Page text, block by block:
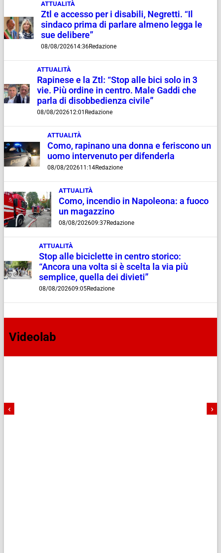
ATTUALITÀ
Ztl e accesso per i disabili, Negretti. “Il
sindaco prima di parlare almeno legga le
sue delibere”
08/08/202614:36Redazione
ATTUALITÀ
Rapinese e la Ztl: “Stop alle bici solo in 3
vie. Più ordine in centro. Male Gaddi che
parla di disobbedienza civile”
08/08/202612:01 Redazione
ATTUALITÀ
Como, rapinano una donna e feriscono un
uomo intervenuto per difenderla
08/08/202611:14Redazione
ATTUALITÀ
Como, incendio in Napoleona: a fuoco
un magazzino
08/08/202609:37Redazione
ATTUALITÀ
Stop alle biciclette in centro storico:
“Ancora una volta si è scelta la via più
semplice, quella dei divieti”
08/08/202609:05Redazione
Videolab
‹ ›